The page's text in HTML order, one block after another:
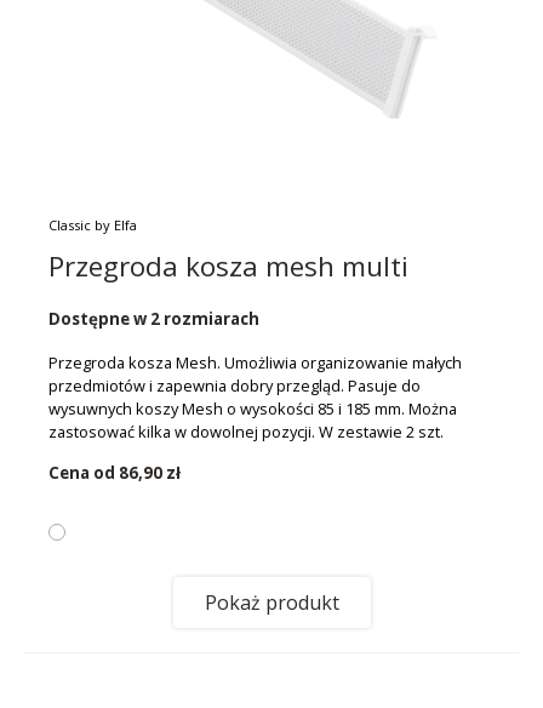
Classic by Elfa
Przegroda kosza mesh multi
Dostępne w 2 rozmiarach
Przegroda kosza Mesh. Umożliwia organizowanie małych
przedmiotów i zapewnia dobry przegląd. Pasuje do
wysuwnych koszy Mesh o wysokości 85 i 185 mm. Można
zastosować kilka w dowolnej pozycji. W zestawie 2 szt.
Cena od 86,90 zł
Pokaż produkt